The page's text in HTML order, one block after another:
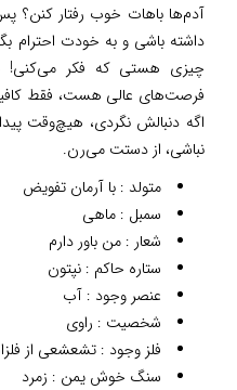
آدم‌ها باهات خوب رفتار کنن؟
داشته باشی و به خودت احترام
چیزی هستی که فکر می‌کنی!
فرصت‌های عالی هست، فقط کافیه
اگه دنبالش نگردی، هیچ‌وقت
نباشی، از دستت می‌رن.
متولد : با آرمان تفویض
سمبل : ماهی
شعار : من باور دارم
ستاره حاکم : نپتون
عنصر وجود : آب
شخصیت : راوی
فلز وجود : تشعشعی از
سنگ خوش یمن : زمرد